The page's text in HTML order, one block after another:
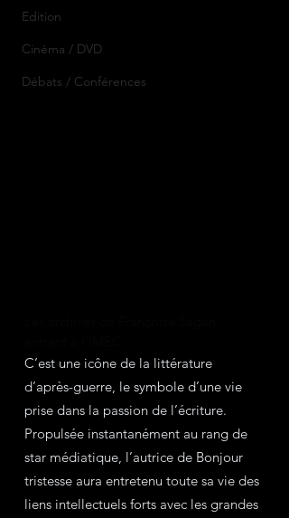
Edition
Cinéma / DVD
Débats / Conférences
C’est une icône de la littérature
d’après-guerre, le symbole d’une vie
prise dans la passion de l’écriture.
Propulsée instantanément au rang de
star médiatique, l’autrice de Bonjour
tristesse aura entretenu toute sa vie des
liens intellectuels forts avec les grandes